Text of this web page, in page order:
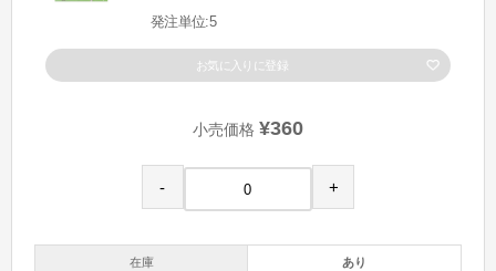
発注単位:5
お気に入りに登録
小売価格 ¥360
- +
在庫 あり